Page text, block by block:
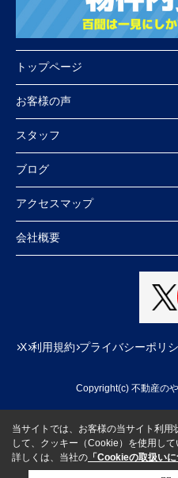
トップページ
お客様の声
スタッフ
ブログ
アクセスマップ
会社概要
X 利用規約 プライバシーポリ
Copyright(c) 不動産の
当サイトでは、お客様の当サイト利用
して、クッキー（Cookie）を使用して
詳しくは、当社の 「Cookieの取扱いに